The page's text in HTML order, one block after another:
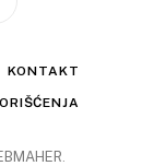
KONTAKT